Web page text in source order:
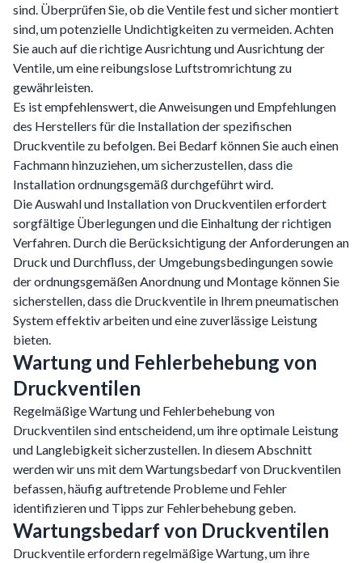
sind. Überprüfen Sie, ob die Ventile fest und sicher montiert
sind, um potenzielle Undichtigkeiten zu vermeiden. Achten
Sie auch auf die richtige Ausrichtung und Ausrichtung der
Ventile, um eine reibungslose Luftstromrichtung zu
gewährleisten.
Es ist empfehlenswert, die Anweisungen und Empfehlungen
des Herstellers für die Installation der spezifischen
Druckventile zu befolgen. Bei Bedarf können Sie auch einen
Fachmann hinzuziehen, um sicherzustellen, dass die
Installation ordnungsgemäß durchgeführt wird.
Die Auswahl und Installation von Druckventilen erfordert
sorgfältige Überlegungen und die Einhaltung der richtigen
Verfahren. Durch die Berücksichtigung der Anforderungen an
Druck und Durchfluss, der Umgebungsbedingungen sowie
der ordnungsgemäßen Anordnung und Montage können Sie
sicherstellen, dass die Druckventile in Ihrem pneumatischen
System effektiv arbeiten und eine zuverlässige Leistung
bieten.
Wartung und Fehlerbehebung von
Druckventilen
Regelmäßige Wartung und Fehlerbehebung von
Druckventilen sind entscheidend, um ihre optimale Leistung
und Langlebigkeit sicherzustellen. In diesem Abschnitt
werden wir uns mit dem Wartungsbedarf von Druckventilen
befassen, häufig auftretende Probleme und Fehler
identifizieren und Tipps zur Fehlerbehebung geben.
Wartungsbedarf von Druckventilen
Druckventile erfordern regelmäßige Wartung, um ihre